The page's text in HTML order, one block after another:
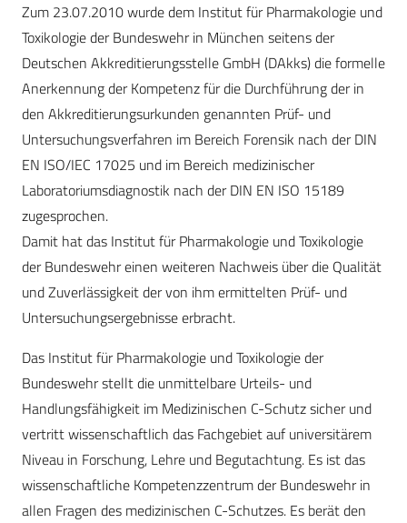
Zum 23.07.2010 wurde dem Institut für Pharmakologie und
Toxikologie der Bundeswehr in München seitens der
Deutschen Akkreditierungsstelle GmbH (DAkks) die formelle
Anerkennung der Kompetenz für die Durchführung der in
den Akkreditierungsurkunden genannten Prüf- und
Untersuchungsverfahren im Bereich Forensik nach der DIN
EN ISO/IEC 17025 und im Bereich medizinischer
Laboratoriumsdiagnostik nach der DIN EN ISO 15189
zugesprochen.
Damit hat das Institut für Pharmakologie und Toxikologie
der Bundeswehr einen weiteren Nachweis über die Qualität
und Zuverlässigkeit der von ihm ermittelten Prüf- und
Untersuchungsergebnisse erbracht.
Das Institut für Pharmakologie und Toxikologie der
Bundeswehr stellt die unmittelbare Urteils- und
Handlungsfähigkeit im Medizinischen C-Schutz sicher und
vertritt wissenschaftlich das Fachgebiet auf universitärem
Niveau in Forschung, Lehre und Begutachtung. Es ist das
wissenschaftliche Kompetenzzentrum der Bundeswehr in
allen Fragen des medizinischen C-Schutzes. Es berät den